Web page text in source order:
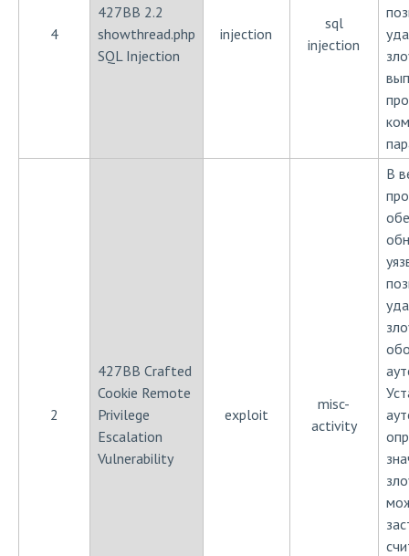
4
427BB 2.2
showthread.php
SQL Injection
injection
sql
injection
2
427BB Crafted
Cookie Remote
Privilege
Escalation
Vulnerability
exploit
misc-
activity
В